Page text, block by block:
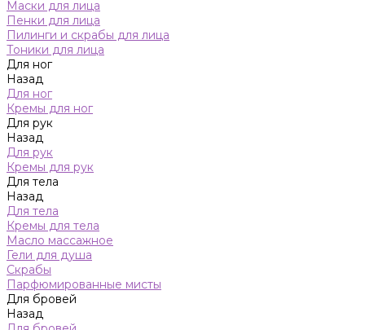
Маски для лица
Пенки для лица
Пилинги и скрабы для лица
Тоники для лица
Для ног
Назад
Для ног
Кремы для ног
Для рук
Назад
Для рук
Кремы для рук
Для тела
Назад
Для тела
Кремы для тела
Масло массажное
Гели для душа
Скрабы
Парфюмированные мисты
Для бровей
Назад